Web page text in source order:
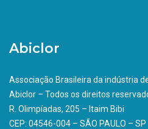
Abiclor
Associação Brasileira da indústria
Abiclor – Todos os direitos
R. Olimpíadas, 205 – Itaim Bibi
CEP: 04546-004 – SÃO PAULO – SP